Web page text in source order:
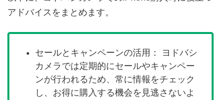
アドバイスをまとめます。
セールとキャンペーンの活用： ヨドバシ
カメラでは定期的にセールやキャンペー
ンが行われるため、常に情報をチェック
し、お得に購入する機会を見逃さないよ